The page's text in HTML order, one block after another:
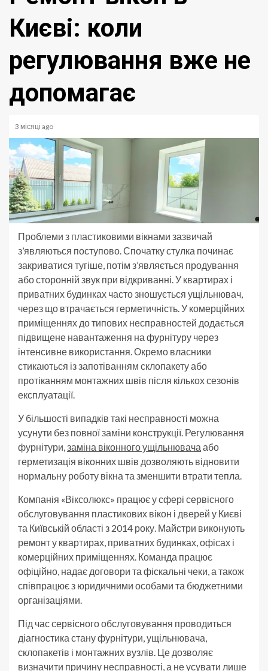
Києві: коли
регулювання вже не
допомагає
3 місяці ago
Проблеми з пластиковими вікнами зазвичай
з’являються поступово. Спочатку стулка починає
закриватися тугіше, потім з’являється продування
або сторонній звук при відкриванні. У квартирах і
приватних будинках часто зношується ущільнювач,
через що втрачається герметичність. У комерційних
приміщеннях до типових несправностей додається
підвищене навантаження на фурнітуру через
інтенсивне використання. Окремо власники
стикаються із запотіванням склопакету або
протіканням монтажних швів після кількох сезонів
експлуатації.
У більшості випадків такі несправності можна
усунути без повної заміни конструкції. Регулювання
фурнітури,заміна віконного ущільнювача або
герметизація віконних швів дозволяють відновити
нормальну роботу вікна та зменшити втрати тепла.
Компанія «Віксолюкс» працює у сфері сервісного
обслуговування пластикових вікон і дверей у Києві
та Київській області з 2014 року. Майстри виконують
ремонт у квартирах, приватних будинках, офісах і
комерційних приміщеннях. Команда працює
офіційно, надає договори та фіскальні чеки, а також
співпрацює з юридичними особами та бюджетними
організаціями.
Під час сервісного обслуговування проводиться
діагностика стану фурнітури, ущільнювача,
склопакетів і монтажних вузлів. Це дозволяє
визначити причину несправності, а не усувати лише